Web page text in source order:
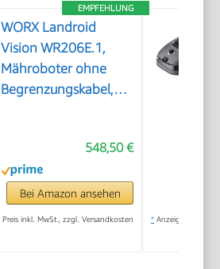
EMPFEHLUNG
WORX Landroid
Vision WR206E.1,
Mähroboter ohne
Begrenzungskabel,
548,50 €
Bei Amazon ansehen
Preis inkl. MwSt., zzgl. Versandkosten * Anzeige